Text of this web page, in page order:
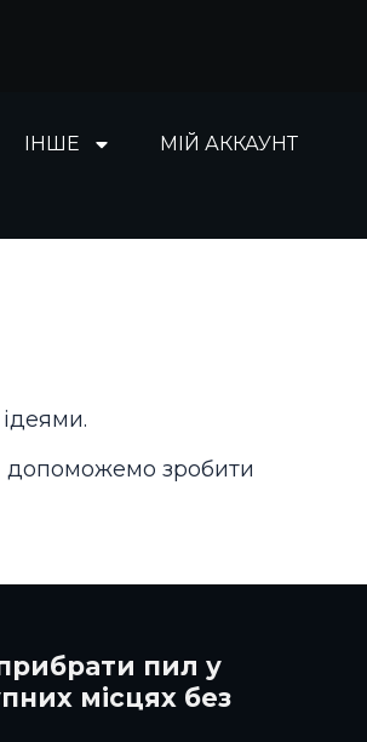
ІНШЕ МІЙ АККАУНТ
допоможемо зробити
пил у
місцях без